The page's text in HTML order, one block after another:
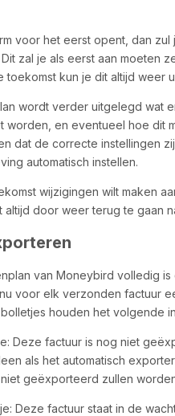
voor het eerst opent, dan
Dit zal je als eerst aan moeten
toekomst kun je dit altijd weer
wordt verder uitgelegd wat
worden, en eventueel hoe dit
dat de correcte instellingen
automatisch instellen.
wijzigingen wilt maken
altijd door weer terug te gaan
van Moneybird volledig
voor elk verzonden factuur
houden het volgende
Deze factuur is nog niet
als het automatisch
geëxporteerd zullen
Deze factuur staat in de